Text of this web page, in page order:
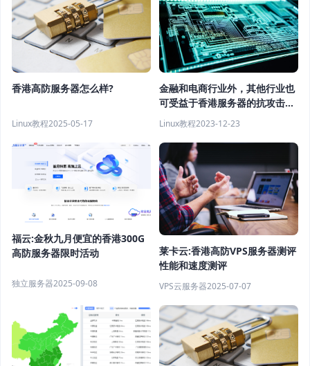
香港高防服务器怎么样?
Linux教程2025-05-17
金融和电商行业外，其他行业也
可受益于香港服务器的抗攻击能
力
Linux教程2023-12-23
福云:金秋九月便宜的香港300G
高防服务器限时活动
独立服务器2025-09-08
莱卡云:香港高防VPS服务器测评
性能和速度测评
VPS云服务器2025-07-07